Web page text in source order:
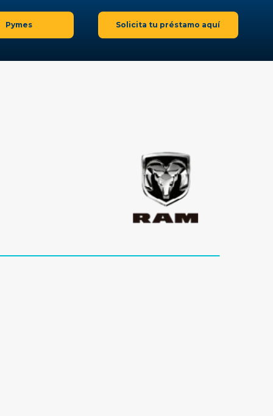
Pymes Solicita tu préstamo aquí